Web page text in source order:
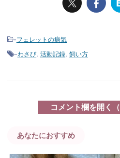
-フェレットの病気
-わさび, 活動記録, 飼い方
コメント欄を開く（
あなたにおすすめ